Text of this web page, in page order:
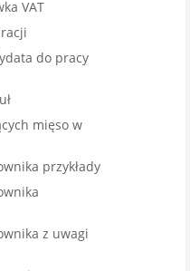
VAT
do pracy
mięso w
przykłady
z uwagi